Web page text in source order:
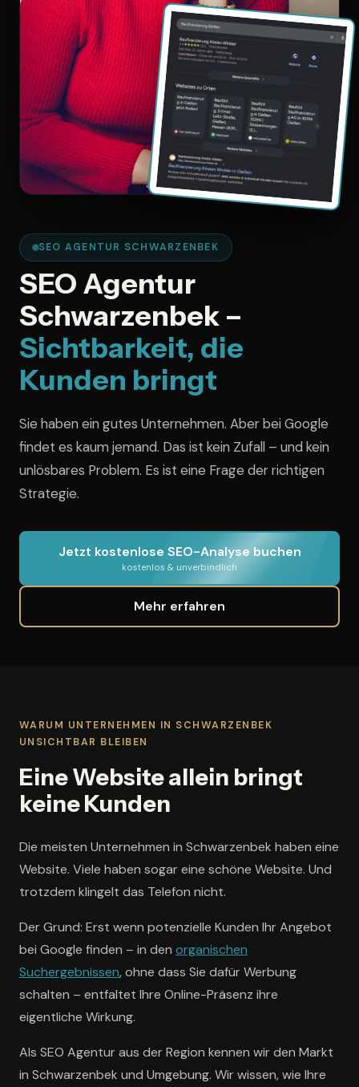
SEO AGENTUR SCHWARZENBEK
SEO Agentur
Schwarzenbek –
Sichtbarkeit, die
Kunden bringt
Sie haben ein gutes Unternehmen. Aber bei Google
findet es kaum jemand. Das ist kein Zufall – und kein
unlösbares Problem. Es ist eine Frage der richtigen
Strategie.
Jetzt kostenlose SEO-Analyse buchen
kostenlos & unverbindlich
Mehr erfahren
WARUM UNTERNEHMEN IN SCHWARZENBEK
UNSICHTBAR BLEIBEN
Eine Website allein bringt
keine Kunden
Die meisten Unternehmen in Schwarzenbek haben eine
Website. Viele haben sogar eine schöne Website. Und
trotzdem klingelt das Telefon nicht.
Der Grund: Erst wenn potenzielle Kunden Ihr Angebot
bei Google finden – in den organischen
Suchergebnissen, ohne dass Sie dafür Werbung
schalten – entfaltet Ihre Online-Präsenz ihre
eigentliche Wirkung.
Als SEO Agentur aus der Region kennen wir den Markt
in Schwarzenbek und Umgebung. Wir wissen, wie Ihre